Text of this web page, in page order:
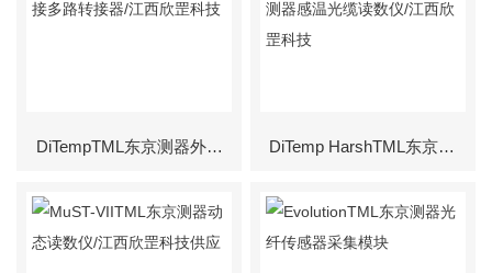
DiTempTML东京测器外接多路转接器/江西欣罡科技 DiTemp HarshTML东京测器感温光缆读数仪/江西欣罡科技